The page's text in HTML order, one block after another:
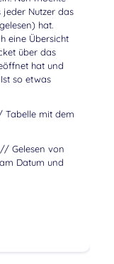
jeder Nutzer das
hat.
eine Übersicht
über das
hat und
so etwas
Tabelle mit dem
Gelesen von
Datum und